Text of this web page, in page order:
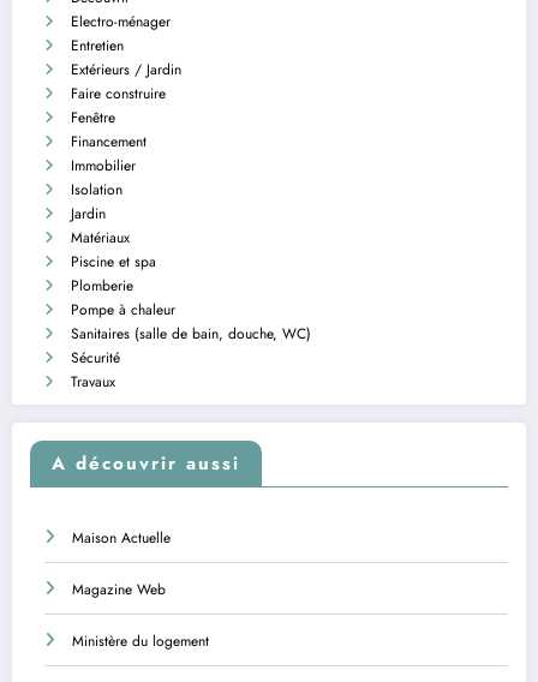
Electro-ménager
Entretien
Extérieurs / Jardin
Faire construire
Fenêtre
Financement
Immobilier
Isolation
Jardin
Matériaux
Piscine et spa
Plomberie
Pompe à chaleur
Sanitaires (salle de bain, douche, WC)
Sécurité
Travaux
A découvrir aussi
Maison Actuelle
Magazine Web
Ministère du logement